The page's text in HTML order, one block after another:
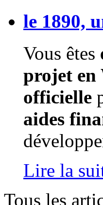
le 1890,
Vous êtes
projet en
officielle
aides
Lire la
Tous les